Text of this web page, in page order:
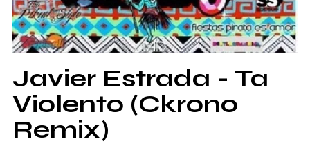
Javier Estrada - Ta
Violento (Ckrono
Remix)